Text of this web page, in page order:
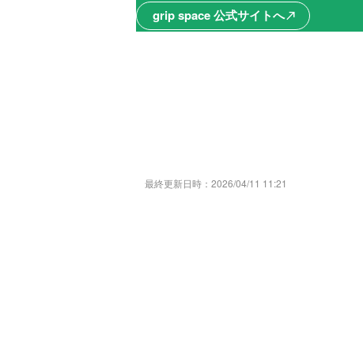
grip space 公式サイトへnorth_east
最終更新日時： 2026/04/11 11:21